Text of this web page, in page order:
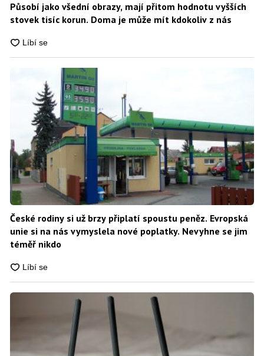
Působí jako všední obrazy, mají přitom hodnotu vyšších
stovek tisíc korun. Doma je může mít kdokoliv z nás
České rodiny si už brzy připlatí spoustu peněz. Evropská
unie si na nás vymyslela nové poplatky. Nevyhne se jim
téměř nikdo